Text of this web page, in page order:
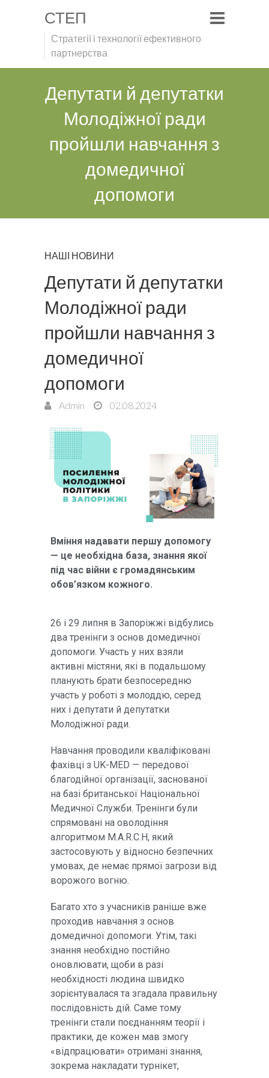
СТЕП
Стратегії і технології ефективного
партнерства
Депутати й депутатки
Молодіжної ради
пройшли навчання з
домедичної
допомоги
НАШІ НОВИНИ
Депутати й депутатки
Молодіжної ради
пройшли навчання з
домедичної
допомоги
Admin 02.08.2024
Вміння надавати першу допомогу
— це необхідна база, знання якої
під час війни є громадянським
обов’язком кожного.
26 і 29 липня в Запоріжжі відбулись
два тренінги з основ домедичної
допомоги. Участь у них взяли
активні містяни, які в подальшому
планують брати безпосередню
участь у роботі з молоддю, серед
них і депутати й депутатки
Молодіжної ради.
Навчання проводили кваліфіковані
фахівці з UK-MED — передової
благодійної організації, заснованої
на базі британської Національної
Медичної Служби. Тренінги були
спрямовані на оволодіння
алгоритмом M.A.R.C.H, який
застосовують у відносно безпечних
умовах, де немає прямої загрози від
ворожого вогню.
Багато хто з учасників раніше вже
проходив навчання з основ
домедичної допомоги. Утім, такі
знання необхідно постійно
оновлювати, щоби в разі
необхідності людина швидко
зорієнтувалася та згадала правильну
послідовність дій. Саме тому
тренінги стали поєднанням теорії і
практики, де кожен мав змогу
«відпрацювати» отримані знання,
зокрема накладати турнікет,